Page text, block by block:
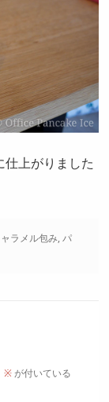
上がりました
ラメル包み,パ
※が付いている